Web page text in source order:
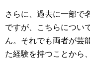
さらに、過去に一部で
ですが、こちらについ
ん。それでも両者が芸
た経験を持つことから